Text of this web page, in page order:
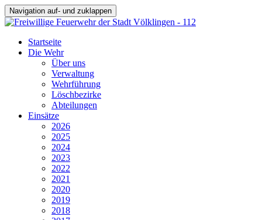
Navigation auf- und zuklappen
Startseite
Die Wehr
Über uns
Verwaltung
Wehrführung
Löschbezirke
Abteilungen
Einsätze
2026
2025
2024
2023
2022
2021
2020
2019
2018